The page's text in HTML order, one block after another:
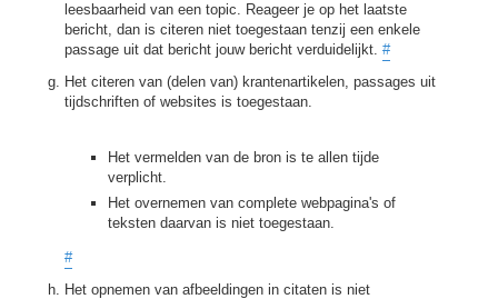
leesbaarheid van een topic. Reageer je op het laatste
bericht, dan is citeren niet toegestaan tenzij een enkele
passage uit dat bericht jouw bericht verduidelijkt. #
Het citeren van (delen van) krantenartikelen, passages uit
tijdschriften of websites is toegestaan.
Het vermelden van de bron is te allen tijde
verplicht.
Het overnemen van complete webpagina's of
teksten daarvan is niet toegestaan.
#
Het opnemen van afbeeldingen in citaten is niet